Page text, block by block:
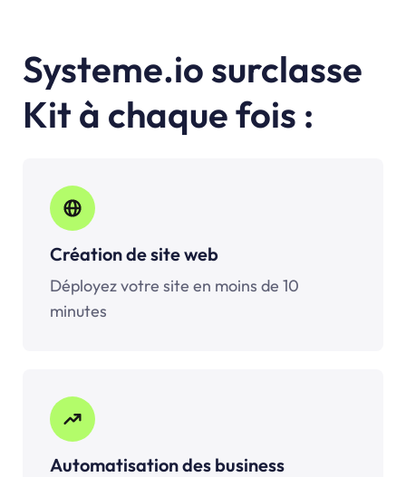
Systeme.io surclasse
Kit à chaque fois :
Création de site web
Déployez votre site en moins de 10
minutes
Automatisation des business